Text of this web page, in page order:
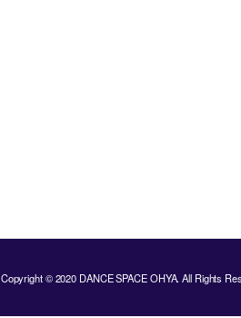
Copyright © 2020 DANCE SPACE OHYA. All Rights